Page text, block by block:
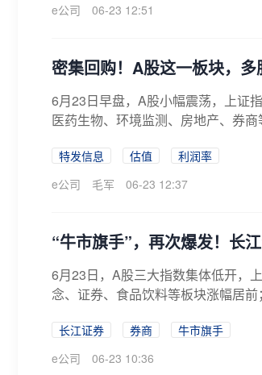
e公司
06-23 12:51
密集回购！A股这一板块，多
6月23日早盘，A股小幅震荡，上证
医药生物、环境监测、房地产、券
特发信息 估值
利润率
e公司
毛军 06-23 12:37
“牛市旗手”，再次爆发！长
6月23日，A股三大指数集体低开，
念、证券、食品饮料等板块涨幅居
长江证券 券商
牛市旗手
e公司
06-23 10:36